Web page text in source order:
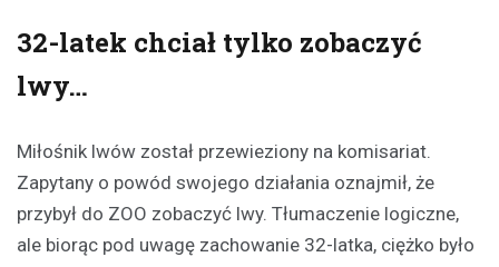
32-latek chciał tylko zobaczyć
lwy…
Miłośnik lwów został przewieziony na komisariat.
Zapytany o powód swojego działania oznajmił, że
przybył do ZOO zobaczyć lwy. Tłumaczenie logiczne,
ale biorąc pod uwagę zachowanie 32-latka, ciężko było